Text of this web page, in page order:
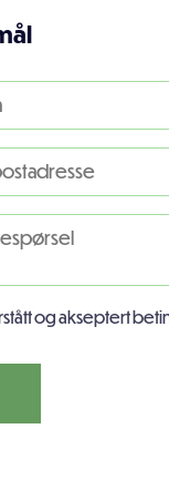
og akseptert